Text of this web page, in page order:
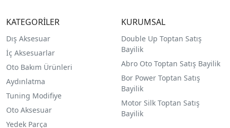
KATEGORİLER
Dış Aksesuar
İç Aksesuarlar
Oto Bakım Ürünleri
Aydınlatma
Tuning Modifiye
Oto Aksesuar
Yedek Parça
KURUMSAL
Double Up Toptan Satış
Bayilik
Abro Oto Toptan Satış Bayilik
Bor Power Toptan Satış
Bayilik
Motor Silk Toptan Satış
Bayilik